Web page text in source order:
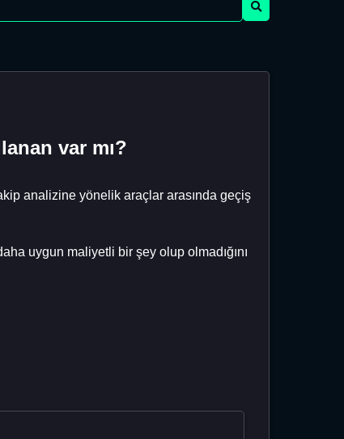
var mı?
analizine yönelik araçlar arasında geçiş
uygun maliyetli bir şey olup olmadığını